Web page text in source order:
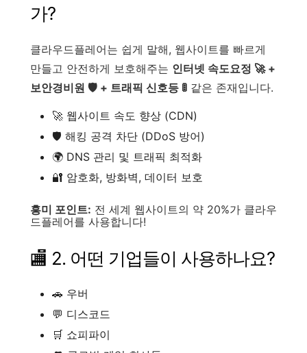
가?
클라우드플레어는 쉽게 말해, 웹사이트를 빠르게
만들고 안전하게 보호해주는 인터넷 속도요정 🚀 +
보안경비원 🛡️ + 트래픽 신호등 🚦 같은 존재입니다.
🚀 웹사이트 속도 향상 (CDN)
🛡️ 해킹 공격 차단 (DDoS 방어)
🌍 DNS 관리 및 트래픽 최적화
🔐 암호화, 방화벽, 데이터 보호
흥미 포인트: 전 세계 웹사이트의 약 20%가 클라우
드플레어를 사용합니다!
🏬 2. 어떤 기업들이 사용하나요?
🚗 우버
💬 디스코드
🛒 쇼피파이